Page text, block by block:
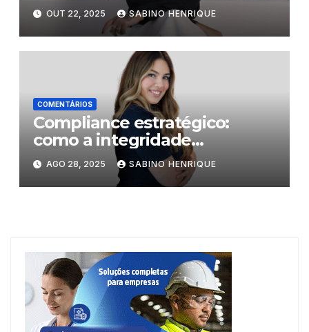
OUT 22, 2025 SABINO HENRIQUE
COMENTÁRIOS
Compliance estratégico:
como a integridade
corporativa protege
empresas
AGO 28, 2025 SABINO HENRIQUE